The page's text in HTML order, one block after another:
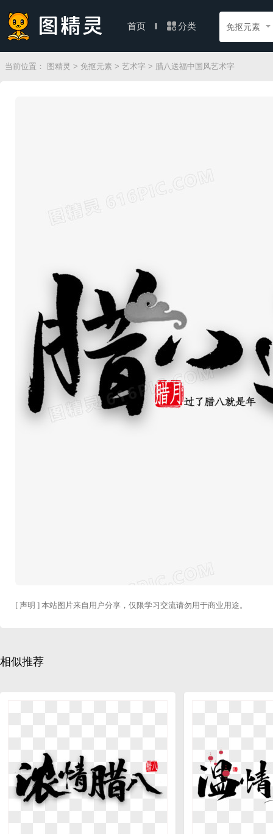
首页 分类 免抠元素
当前位置： 图精灵 > 免抠元素 > 艺术字 > 腊八送福中国风艺术字
[ 声明 ] 本站图片来自用户分享，仅限学习交流请勿用于商业用途。
相似推荐